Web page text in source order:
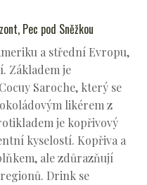
Pec pod Sněžkou
a střední Evropu,
Základem je
Saroche, který se
likérem z
je kopřivový
kyselostí. Kopřiva a
ale zdůrazňují
Drink se